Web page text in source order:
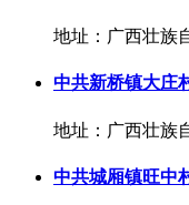
地址：广西壮族
中共新桥镇大庄
地址：广西壮族
中共城厢镇旺中